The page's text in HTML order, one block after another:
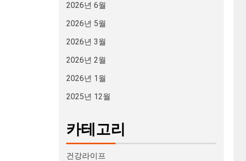
2026년 6월
2026년 5월
2026년 3월
2026년 2월
2026년 1월
2025년 12월
카테고리
건강라이프